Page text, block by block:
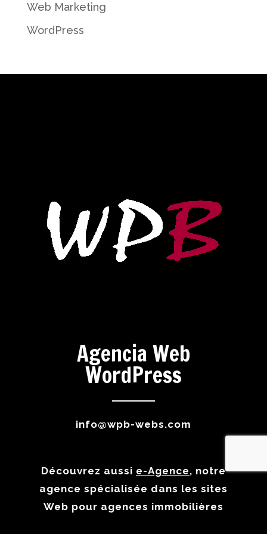
Web Marketing
WordPress
Agencia Web
WordPress
info@wpb-webs.com
Découvrez aussi e-Agence, notre
agence spécialisée dans les sites
Web pour agences immobilières